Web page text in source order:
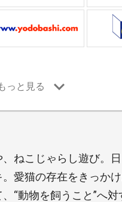
ねこじゃらし遊び。
愛猫の存在をきっか
“動物を飼うこと”へ